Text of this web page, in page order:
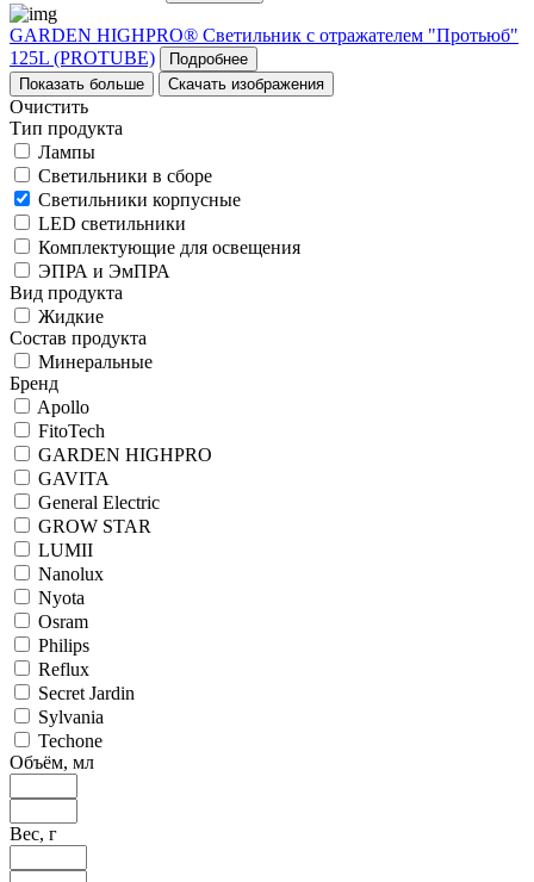
GARDEN HIGHPRO® Светильник с отражателем "Протьюб"
125L (PROTUBE)
Подробнее
Показать больше
Скачать изображения
Очистить
Тип продукта
Лампы
Светильники в сборе
Светильники корпусные
LED светильники
Комплектующие для освещения
ЭПРА и ЭмПРА
Вид продукта
Жидкие
Состав продукта
Минеральные
Бренд
Apollo
FitoTech
GARDEN HIGHPRO
GAVITA
General Electric
GROW STAR
LUMII
Nanolux
Nyota
Osram
Philips
Reflux
Secret Jardin
Sylvania
Techone
Объём, мл
Вес, г